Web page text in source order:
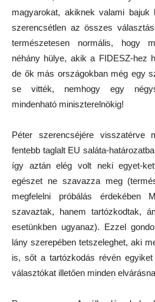
magyarokat, akiknek valami
szerencsétlen az összes
természetesen normális, hogy
néhány hülye, akik a FIDESZ-hez
de ők más országokban még egy
se vitték, nemhogy egy
mindenható miniszterelnökig!
Péter szerencséjére visszatérve
fentebb taglalt EU saláta-
így aztán elég volt neki egyet-
egészet ne szavazza meg
megfelelni próbálás érdekében
szavaztak, hanem tartózkodtak,
esetünkben ugyanaz). Ezzel
lány szerepében tetszeleghet, aki
is, sőt a tartózkodás révén
választókat illetően minden